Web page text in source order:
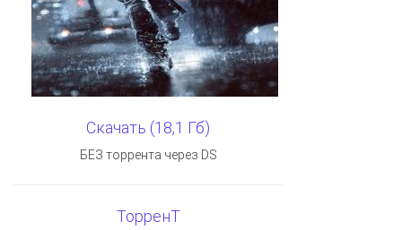
Скачать (18,1 Гб)
БЕЗ торрента через DS
ТорренТ